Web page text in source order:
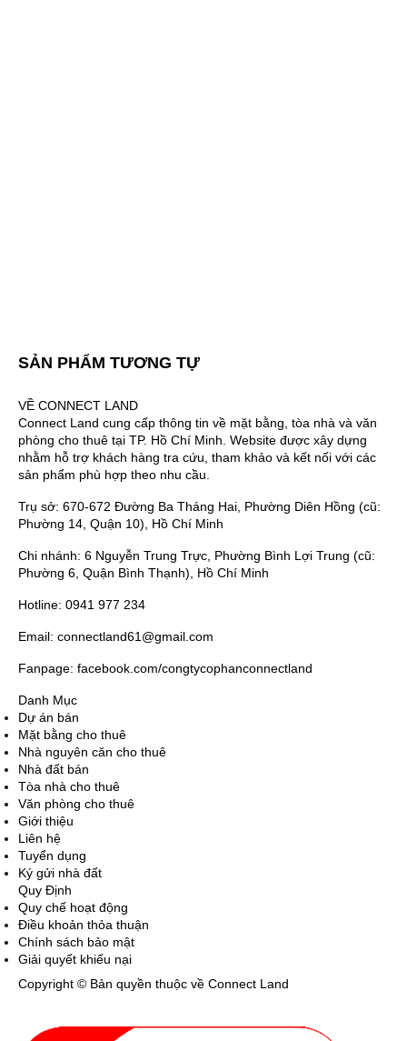
SẢN PHẨM TƯƠNG TỰ
VỀ CONNECT LAND
Connect Land cung cấp thông tin về mặt bằng, tòa nhà và văn
phòng cho thuê tại TP. Hồ Chí Minh. Website được xây dựng
nhằm hỗ trợ khách hàng tra cứu, tham khảo và kết nối với các
sản phẩm phù hợp theo nhu cầu.
Trụ sở: 670-672 Đường Ba Tháng Hai, Phường Diên Hồng (cũ:
Phường 14, Quận 10), Hồ Chí Minh
Chi nhánh: 6 Nguyễn Trung Trực, Phường Bình Lợi Trung (cũ:
Phường 6, Quận Bình Thạnh), Hồ Chí Minh
Hotline: 0941 977 234
Email: connectland61@gmail.com
Fanpage: facebook.com/congtycophanconnectland
Danh Mục
Dự án bán
Mặt bằng cho thuê
Nhà nguyên căn cho thuê
Nhà đất bán
Tòa nhà cho thuê
Văn phòng cho thuê
Giới thiệu
Liên hệ
Tuyển dụng
Ký gửi nhà đất
Quy Định
Quy chế hoạt động
Điều khoản thỏa thuận
Chính sách bảo mật
Giải quyết khiếu nại
Copyright © Bản quyền thuộc về Connect Land